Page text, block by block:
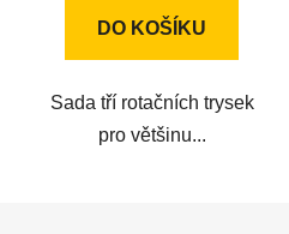
DO KOŠÍKU
Sada tří rotačních trysek
pro většinu...